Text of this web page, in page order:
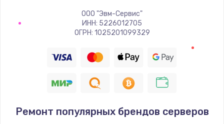
ООО "Эвм-Сервис"
ИНН: 5226012705
ОГРН: 1025201099329
Ремонт популярных брендов серверов